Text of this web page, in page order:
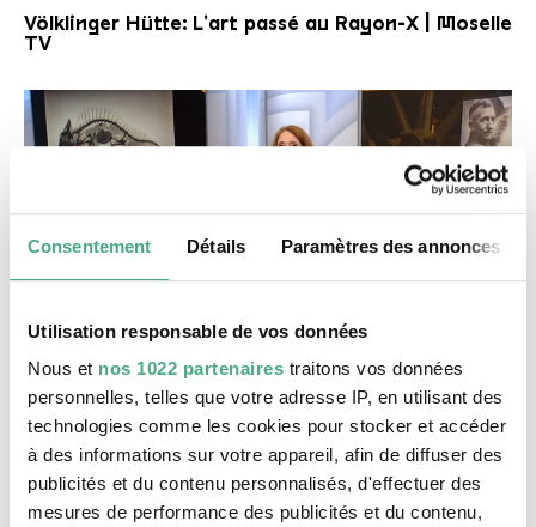
Consentement Détails Paramètres des annonces
Utilisation responsable de vos données
Nous et nos 1022 partenaires traitons vos données
personnelles, telles que votre adresse IP, en utilisant des
technologies comme les cookies pour stocker et accéder
à des informations sur votre appareil, afin de diffuser des
publicités et du contenu personnalisés, d'effectuer des
mesures de performance des publicités et du contenu,
Völklinger Hütte: L'art passé au Rayon-X | Moselle
TV
ZDF MIttagsmagazin 21.11.2025
Copyright: ZDF
VIDEO
X-RAY. Die Macht des Röntgenblicks | ZDF
Mittagsmagazin
Beitrag ab 01:28:39